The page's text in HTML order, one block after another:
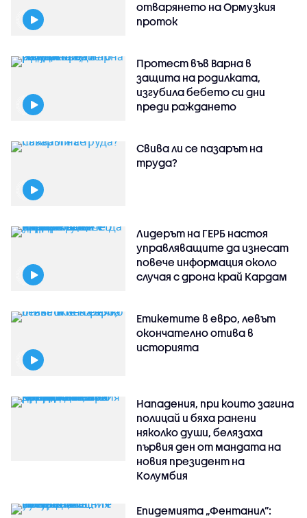
отварянето на Ормузкия
проток
Протест във Варна в
защита на родилката,
изгубила бебето си дни
преди раждането
Свива ли се пазарът на
труда?
Лидерът на ГЕРБ настоя
управляващите да изнесат
повече информация около
случая с дрона край Кардам
Етикетите в евро, левът
окончателно отива в
историята
Нападения, при които загина
полицай и бяха ранени
няколко души, белязаха
първия ден от мандата на
новия президент на
Колумбия
Епидемията „Фентанил”: